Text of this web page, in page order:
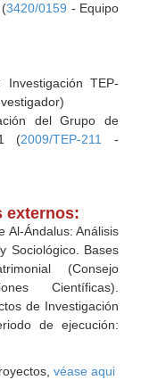
(3420/0159 - Equipo
TEP-
del Grupo de
(2009/TEP-211
-
externos:
Al-Ándalus: Análisis
Sociológico. Bases
(Consejo
Científicas).
de Investigación
de ejecución:
véase aqui